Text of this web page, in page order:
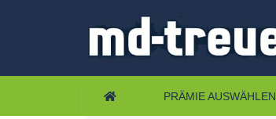
PRÄMIE AUSWÄHLEN